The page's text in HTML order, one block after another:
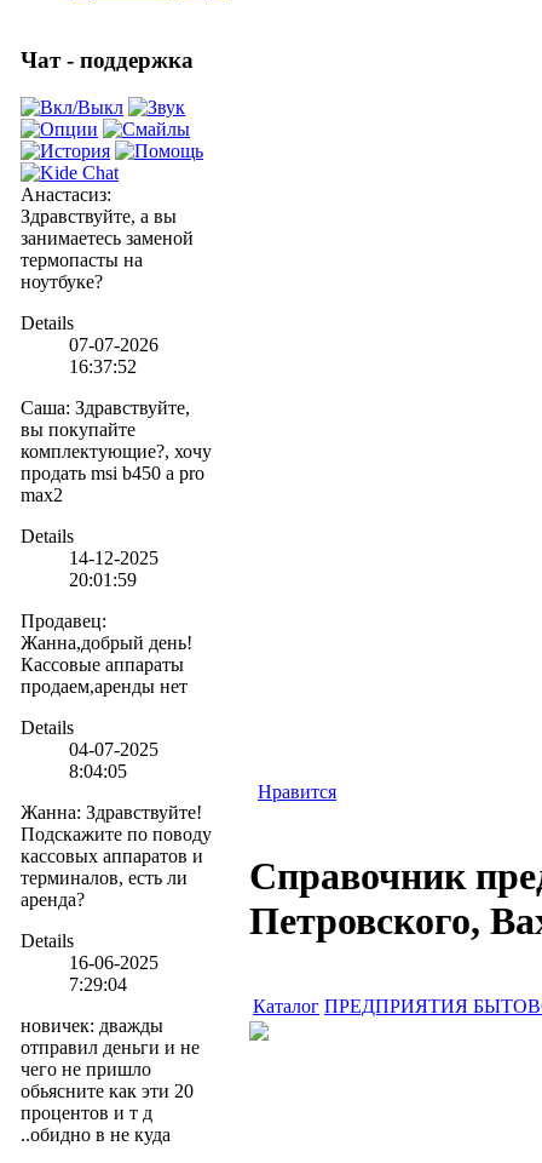
Чат - поддержка
Анастасиз:
Здравствуйте, а вы
занимаетесь заменой
термопасты на
ноутбуке?
Details
07-07-2026
16:37:52
Саша: Здравствуйте,
вы покупайте
комплектующие?, хочу
продать msi b450 a pro
max2
Details
14-12-2025
20:01:59
Продавец:
Жанна,добрый день!
Кассовые аппараты
продаем,аренды нет
Details
04-07-2025
8:04:05
Жанна: Здравствуйте!
Подскажите по поводу
кассовых аппаратов и
терминалов, есть ли
аренда?
Details
16-06-2025
7:29:04
новичек: дважды
отправил деньги и не
чего не пришло
обьясните как эти 20
процентов и т д
..обидно в не куда
Нравится
Справочник
Петровского,
Каталог ПРЕДПРИЯТИЯ